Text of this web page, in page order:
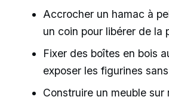
Accrocher un hamac à
un coin pour libérer de la
Fixer des boîtes en bois
exposer les figurines
Construire un meuble